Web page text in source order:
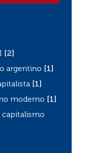
[2]
argentino
[1]
[1]
moderno
[1]
moderno
capitalismo